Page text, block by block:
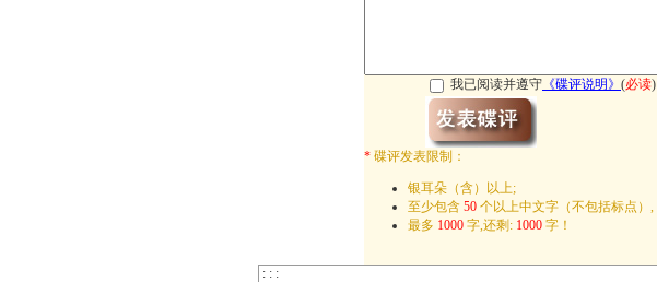
我已阅读并遵守 《碟评说明 》 (必读)
* 碟评发表限制：
银耳朵（含）以上;
至少包含 50 个以上中文字（不包括标点）,
最多 1000 字,还剩: 1000 字！
: : :